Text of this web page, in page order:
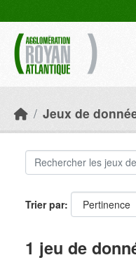
Jeux de
Trier par
1 jeu de